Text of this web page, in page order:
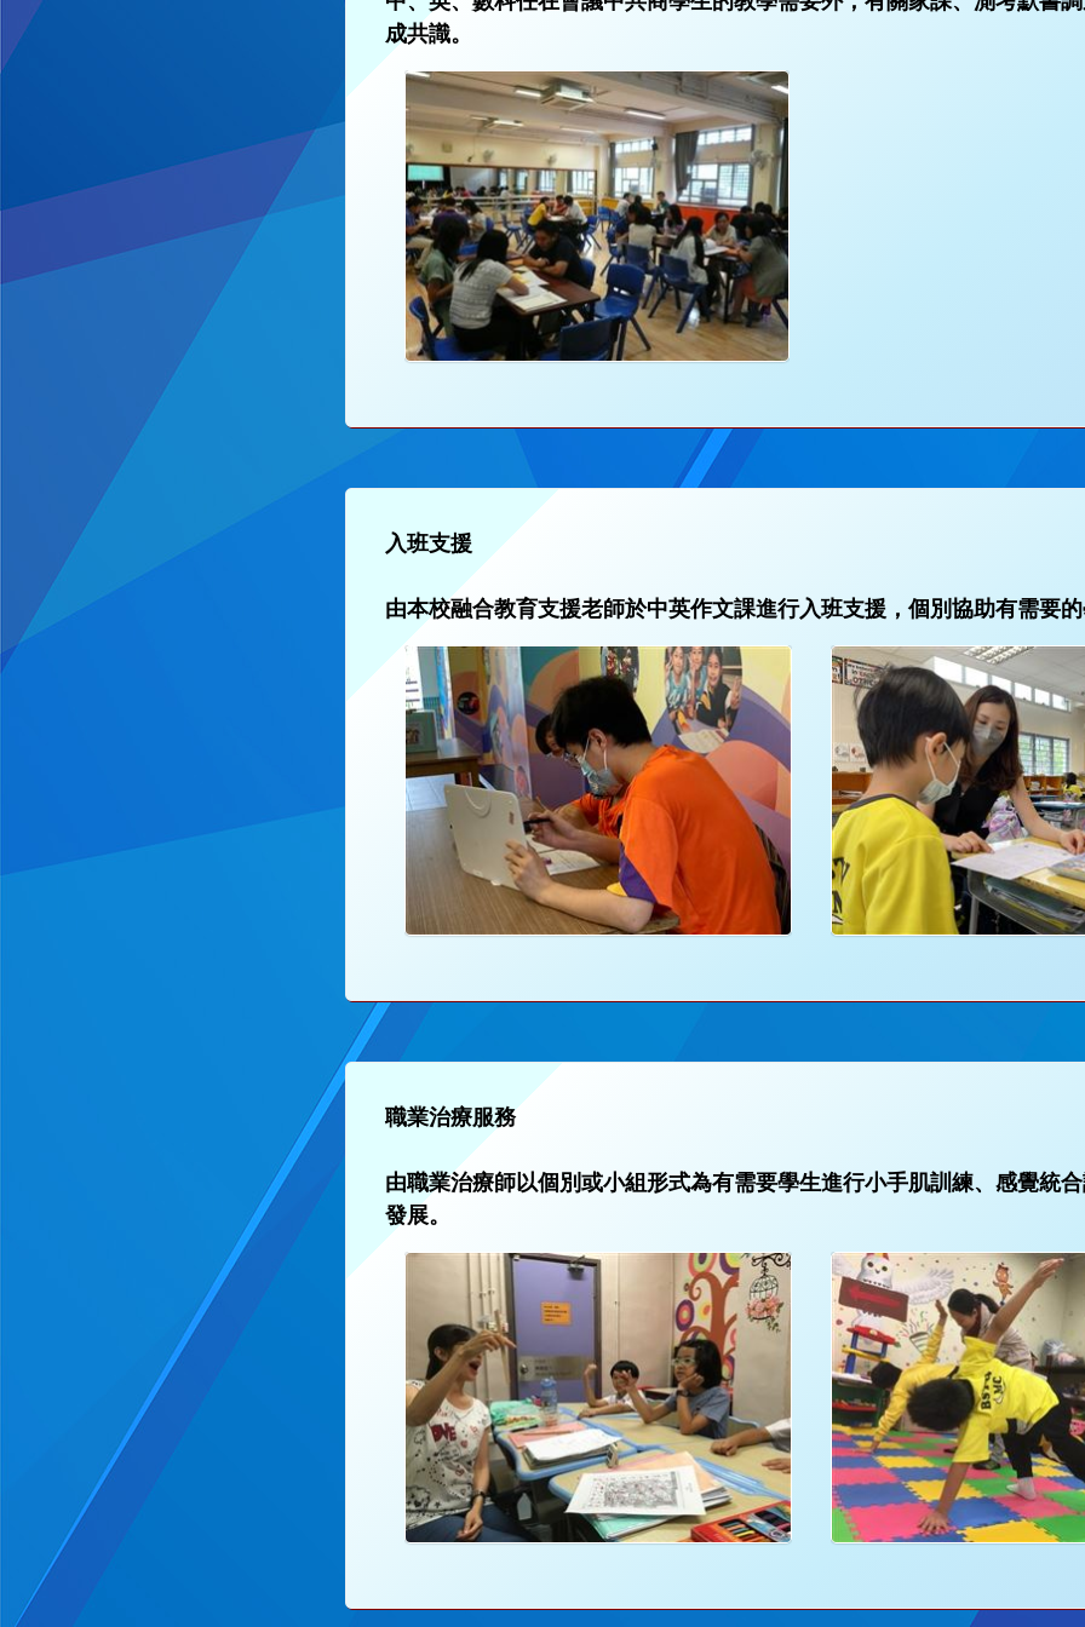
成共識。
入班支援
由本校融合教育支援老師於中英作文課進行入班支援，個別協助有需要
職業治療服務
由職業治療師以個別或小組形式為有需要學生進行小手肌訓練、感覺統
發展。